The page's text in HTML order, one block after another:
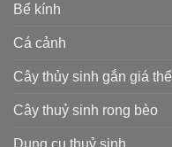
Bể kính
Cá cảnh
Cây thủy sinh gắn giá thể
Cây thuỷ sinh rong bèo
Dụng cụ thuỷ sinh